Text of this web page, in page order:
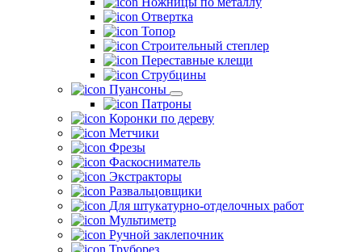
Отвертка
Топор
Строительный степлер
Переставные клещи
Струбцины
Пуансоны
Патроны
Коронки по дереву
Метчики
Фрезы
Фаскосниматель
Экстракторы
Развальцовщики
Для штукатурно-отделочных работ
Мультиметр
Ручной заклепочник
Труборез